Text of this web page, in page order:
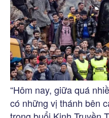
“Hôm nay, giữa quá
có những vị thánh bên